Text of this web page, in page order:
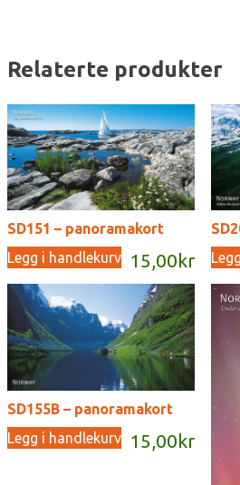
Relaterte produkter
SD151 – panoramakort
15,00 kr
Legg i handlekurv
SD155B – panoramakort
15,00 kr
Legg i handlekurv